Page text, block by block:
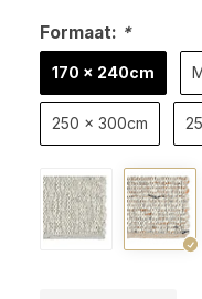
Formaat: *
170 x 240cm
250 x 300cm